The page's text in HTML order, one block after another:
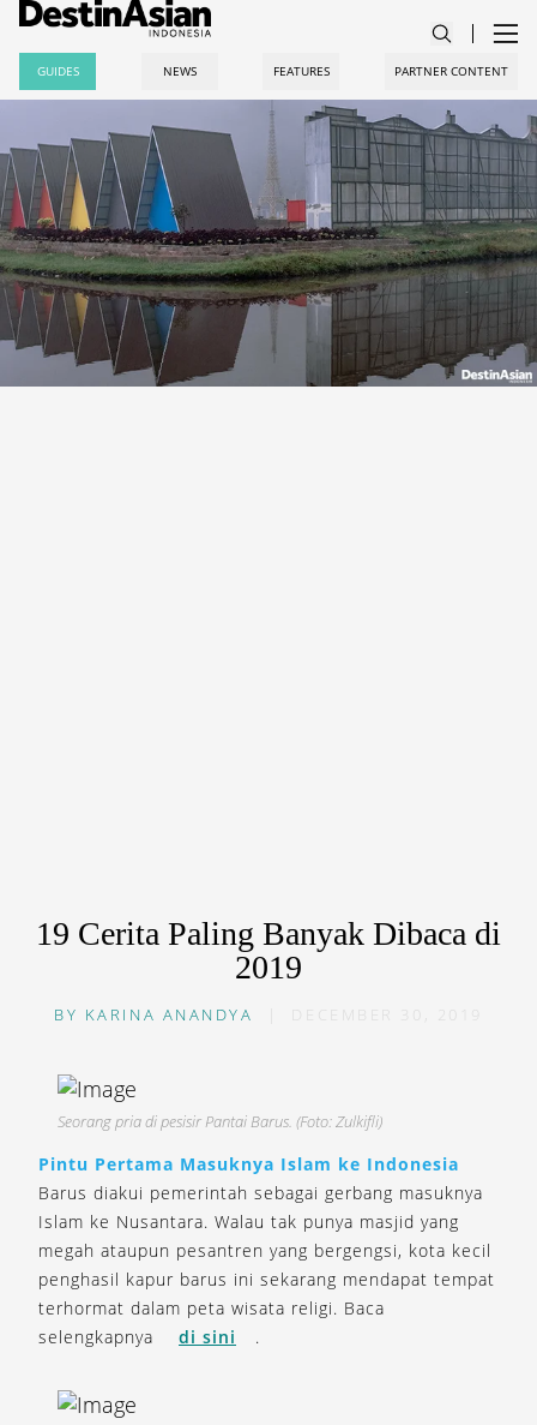
GUIDES NEWS FEATURES PARTNER CONTENT
19 Cerita Paling Banyak Dibaca di
2019
BY KARINA ANANDYA DECEMBER 30, 2019
Seorang pria di pesisir Pantai Barus. (Foto: Zulkifli)
Pintu Pertama Masuknya Islam ke Indonesia
Barus diakui pemerintah sebagai gerbang masuknya
Islam ke Nusantara. Walau tak punya masjid yang
megah ataupun pesantren yang bergengsi, kota kecil
penghasil kapur barus ini sekarang mendapat tempat
terhormat dalam peta wisata religi. Baca
selengkapnya
di sini .